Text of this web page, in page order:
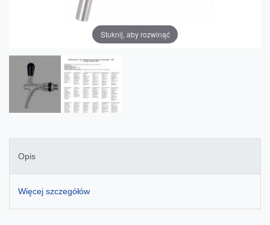
Stuknij, aby rozwinąć
Opis
Więcej szczegółów